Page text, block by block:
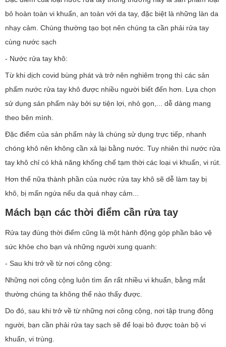
bỏ hoàn toàn vi khuẩn, an toàn với da tay, đặc biệt là những làn da
nhạy cảm. Chúng thường tạo bọt nên chúng ta cần phải rửa tay
cùng nước sạch
- Nước rửa tay khô:
Từ khi dịch covid bùng phát và trở nên nghiêm trọng thì các sản
phẩm nước rửa tay khô được nhiều người biết đến hơn. Lựa chọn
sử dụng sản phẩm này bởi sự tiện lợi, nhỏ gọn,... dễ dàng mang
theo bên mình.
Đặc điểm của sản phẩm này là chúng sử dụng trực tiếp, nhanh
chóng khô nên không cần xả lại bằng nước. Tuy nhiên thì nước rửa
tay khô chỉ có khả năng khống chế tạm thời các loại vi khuẩn, vi rút.
Hơn thế nữa thành phần của nước rửa tay khô sẽ dễ làm tay bị
khô, bị mẩn ngứa nếu da quá nhạy cảm...
Mách bạn các thời điểm cần rửa tay
Rửa tay đúng thời điểm cũng là một hành động góp phần bảo vệ
sức khỏe cho bạn và những người xung quanh:
- Sau khi trở về từ nơi công cộng:
Những nơi công cộng luôn tìm ẩn rất nhiều vi khuẩn, bằng mắt
thường chúng ta không thể nào thấy được.
Do đó, sau khi trở về từ những nơi công cộng, nơi tập trung đông
người, bạn cần phải rửa tay sạch sẽ để loại bỏ được toàn bộ vi
khuẩn, vi trùng.